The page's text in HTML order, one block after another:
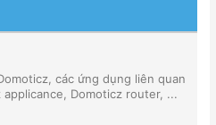
các ứng dụng liên quan
Domoticz router, ...